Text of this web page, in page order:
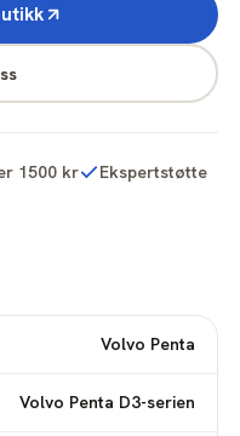
1500 kr Ekspertstøtte
Volvo Penta
Volvo Penta D3-serien